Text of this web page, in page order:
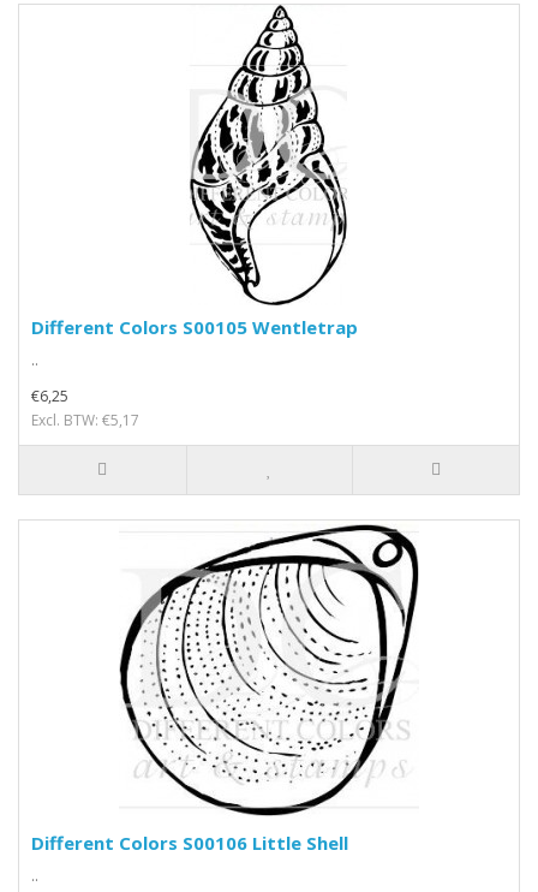
Different Colors S00105 Wentletrap
..
€6,25
Excl. BTW: €5,17
Different Colors S00106 Little Shell
..